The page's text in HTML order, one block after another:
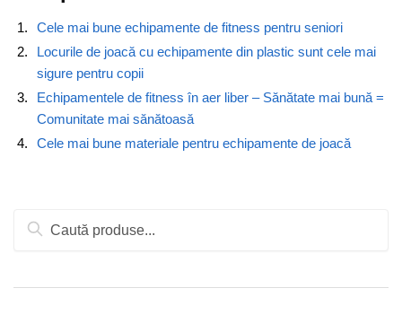
Cele mai bune echipamente de fitness pentru seniori
Locurile de joacă cu echipamente din plastic sunt cele mai
sigure pentru copii
Echipamentele de fitness în aer liber – Sănătate mai bună =
Comunitate mai sănătoasă
Cele mai bune materiale pentru echipamente de joacă
Caută